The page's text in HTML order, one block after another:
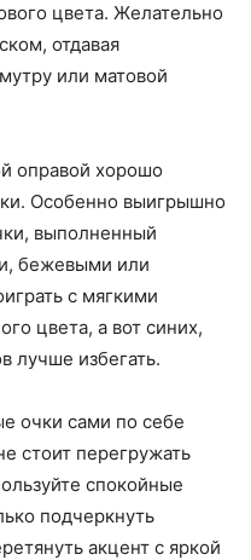
цвета. Желательно
отдавая
или матовой
оправой хорошо
Особенно выигрышно
выполненный
бежевыми или
с мягкими
цвета, а вот синих,
лучше избегать.
очки сами по себе
стоит перегружать
спокойные
подчеркнуть
акцент с яркой